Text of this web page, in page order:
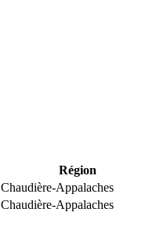
Région
Chaudière-Appalaches
Chaudière-Appalaches